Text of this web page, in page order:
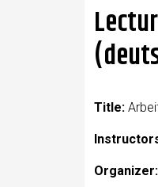
Title:
Orga­niz­er: